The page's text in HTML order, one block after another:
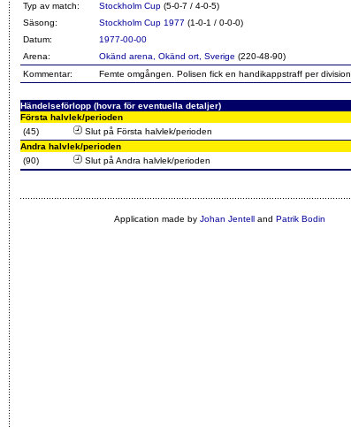
Typ av match:
Stockholm Cup (5-0-7 / 4-0-5)
Säsong:
Stockholm Cup 1977 (1-0-1 / 0-0-0)
Datum:
1977-00-00
Arena:
Okänd arena, Okänd ort, Sverige (220-48-90)
Kommentar:
Femte omgången. Polisen fick en handikappstraff per division.
Händelseförlopp (hovra för eventuella detaljer)
Första halvlek/perioden
(45)
Slut på Första halvlek/perioden
Andra halvlek/perioden
(90)
Slut på Andra halvlek/perioden
Application made by Johan Jentelland Patrik Bodin